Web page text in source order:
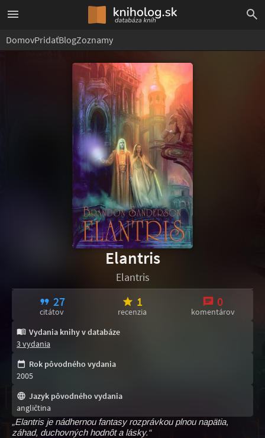
DomovPridaťBlogZoznamy
Elantris
Elantris
27
citátov
1
recenzia
0
komentárov
Vydania knihy v databáze
3 vydania
Rok pôvodného vydania
2005
Jazyk pôvodného vydania
angličtina
„Elantris je nádhernou fantasy rozprávkou plnou napätia,
záhad, duchovných hodnôt a lásky.“